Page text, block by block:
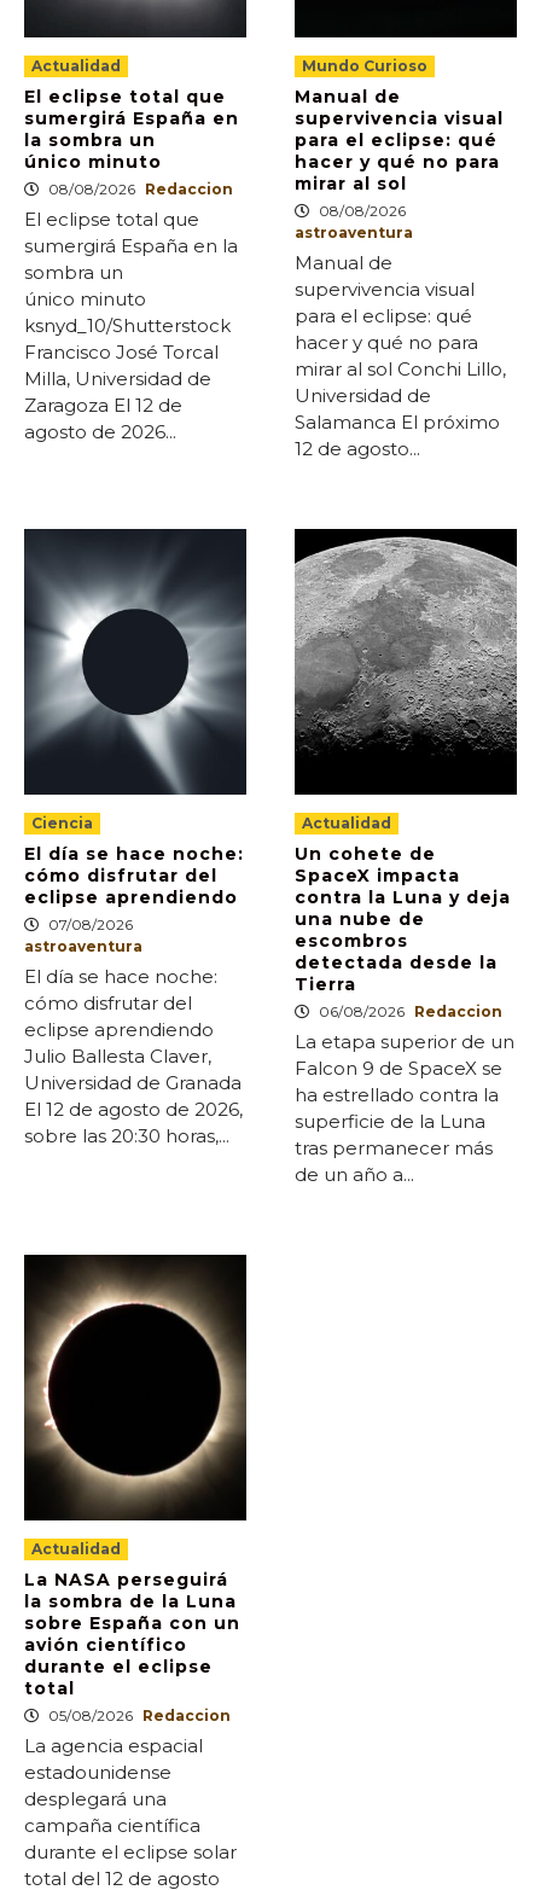
Actualidad
El eclipse total que
sumergirá España en
la sombra un
único minuto
08/08/2026 Redaccion
El eclipse total que
sumergirá España en la
sombra un
único minuto
ksnyd_10/Shutterstock
Francisco José Torcal
Milla, Universidad de
Zaragoza El 12 de
agosto de 2026...
Mundo Curioso
Manual de
supervivencia visual
para el eclipse: qué
hacer y qué no para
mirar al sol
08/08/2026
astroaventura
Manual de
supervivencia visual
para el eclipse: qué
hacer y qué no para
mirar al sol Conchi Lillo,
Universidad de
Salamanca El próximo
12 de agosto...
Ciencia
El día se hace noche:
cómo disfrutar del
eclipse aprendiendo
07/08/2026
astroaventura
El día se hace noche:
cómo disfrutar del
eclipse aprendiendo
Julio Ballesta Claver,
Universidad de Granada
El 12 de agosto de 2026,
sobre las 20:30 horas,...
Actualidad
Un cohete de
SpaceX impacta
contra la Luna y deja
una nube de
escombros
detectada desde la
Tierra
06/08/2026 Redaccion
La etapa superior de un
Falcon 9 de SpaceX se
ha estrellado contra la
superficie de la Luna
tras permanecer más
de un año a...
Actualidad
La NASA perseguirá
la sombra de la Luna
sobre España con un
avión científico
durante el eclipse
total
05/08/2026 Redaccion
La agencia espacial
estadounidense
desplegará una
campaña científica
durante el eclipse solar
total del 12 de agosto